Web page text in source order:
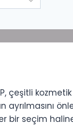
çeşitli
ayrılmasını
bir seçim